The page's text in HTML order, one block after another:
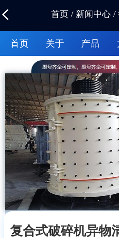
首页 / 新闻中心 /
首页 关于 产品
复合式破碎机异物